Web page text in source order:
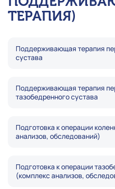
ТЕРАПИЯ)
Поддерживающая терапия
сустава
Поддерживающая терапия
тазобедренного сустава
Подготовка к операции
анализов, обследований)
Подготовка к операции
(комплекс анализов,